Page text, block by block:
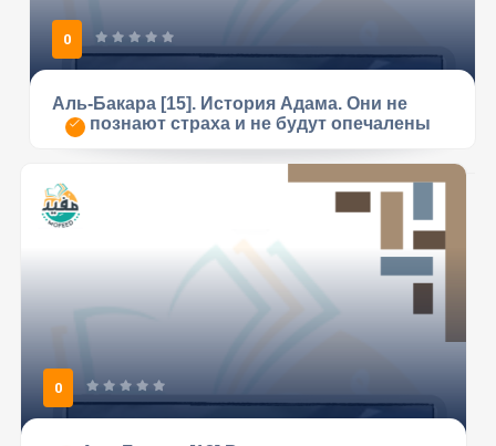
0
Аль-Бакара [15]. История Адама. Они не
познают страха и не будут опечалены
0